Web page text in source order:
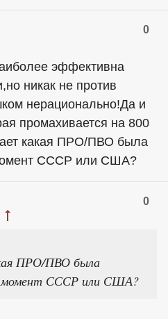
0
эффективна
никак не против
нерационально!Да и
промахивается на 800
какая ПРО/ПВО была
СССР или США?
0
ПРО/ПВО была
момент СССР или США?